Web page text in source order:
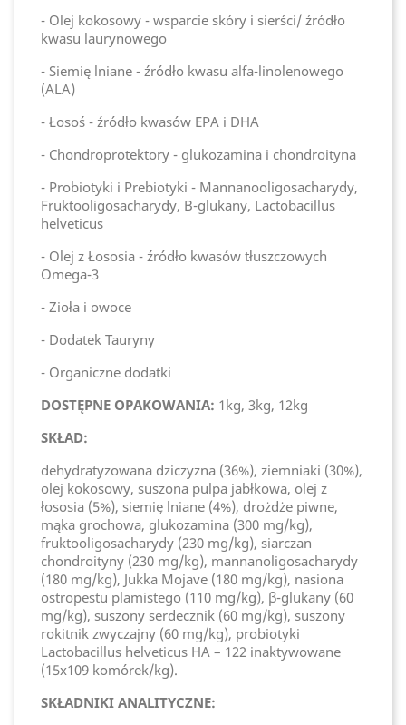
- Olej kokosowy - wsparcie skóry i sierści/ źródło
kwasu laurynowego
- Siemię lniane - źródło kwasu alfa-linolenowego
(ALA)
- Łosoś - źródło kwasów EPA i DHA
- Chondroprotektory - glukozamina i chondroityna
- Probiotyki i Prebiotyki - Mannanooligosacharydy,
Fruktooligosacharydy, B-glukany, Lactobacillus
helveticus
- Olej z Łososia - źródło kwasów tłuszczowych
Omega-3
- Zioła i owoce
- Dodatek Tauryny
- Organiczne dodatki
DOSTĘPNE OPAKOWANIA: 1kg, 3kg, 12kg
SKŁAD:
dehydratyzowana dziczyzna (36%), ziemniaki (30%),
olej kokosowy, suszona pulpa jabłkowa, olej z
łososia (5%), siemię lniane (4%), drożdże piwne,
mąka grochowa, glukozamina (300 mg/kg),
fruktooligosacharydy (230 mg/kg), siarczan
chondroityny (230 mg/kg), mannanoligosacharydy
(180 mg/kg), Jukka Mojave (180 mg/kg), nasiona
ostropestu plamistego (110 mg/kg), β-glukany (60
mg/kg), suszony serdecznik (60 mg/kg), suszony
rokitnik zwyczajny (60 mg/kg), probiotyki
Lactobacillus helveticus HA – 122 inaktywowane
(15x109 komórek/kg).
SKŁADNIKI ANALITYCZNE: